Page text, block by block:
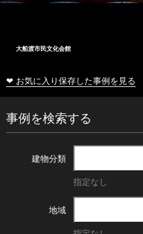
大船渡市民文化会館
❤ お気に入り保存した事例を見る
事例を検索する
建物分類
指定なし
地域